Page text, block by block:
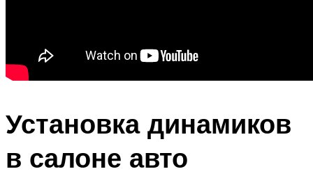
Установка динамиков
в салоне авто